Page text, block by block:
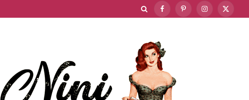
FacebookPinterestInstagram
X